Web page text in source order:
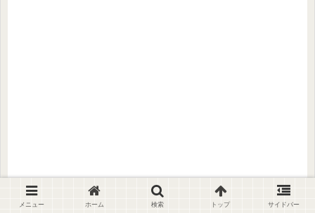
メニュー ホーム 検索 トップ サイドバー